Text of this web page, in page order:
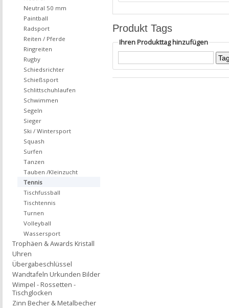
Produkt Tags
Ihren Produkttag hinzufügen
Neutral 50 mm
Paintball
Radsport
Reiten / Pferde
Ringreiten
Rugby
Schiedsrichter
Schießsport
Schlittschuhlaufen
Schwimmen
Segeln
Sieger
Ski / Wintersport
Squash
Surfen
Tanzen
Tauben /Kleinzucht
Tennis
Tischfussball
Tischtennis
Turnen
Volleyball
Wassersport
Trophäen & Awards Kristall
Uhren
Übergabeschlüssel
Wandtafeln Urkunden Bilder
Wimpel - Rossetten -
Tischglocken
Zinn Becher & Metalbecher